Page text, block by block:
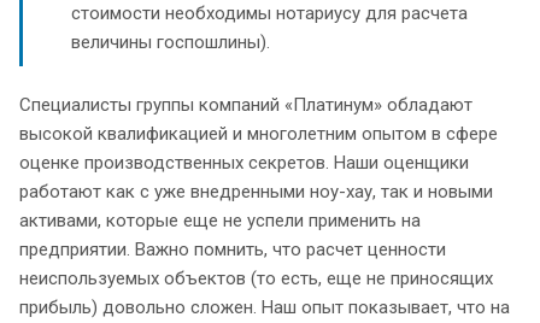
стоимости необходимы нотариусу для расчета
величины госпошлины).
Специалисты группы компаний «Платинум» обладают
высокой квалификацией и многолетним опытом в сфере
оценке производственных секретов. Наши оценщики
работают как с уже внедренными ноу-хау, так и новыми
активами, которые еще не успели применить на
предприятии. Важно помнить, что расчет ценности
неиспользуемых объектов (то есть, еще не приносящих
прибыль) довольно сложен. Наш опыт показывает, что на